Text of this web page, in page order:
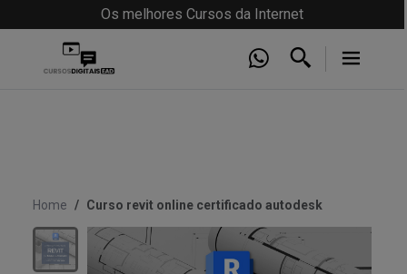
Os melhores Cursos da Internet
Home Curso revit online certificado autodesk